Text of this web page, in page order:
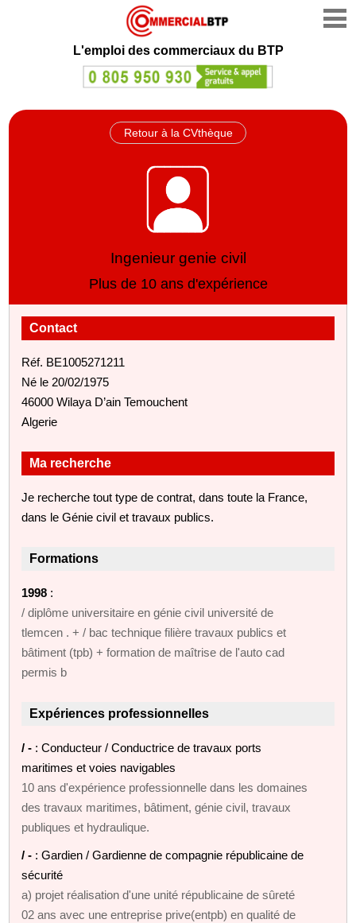
L'emploi des commerciaux du BTP
Retour à la CVthèque
Ingenieur genie civil
Plus de 10 ans d'expérience
Contact
Réf. BE1005271211
Né le 20/02/1975
46000 Wilaya D’ain Temouchent
Algerie
Ma recherche
Je recherche tout type de contrat, dans toute la France,
dans le Génie civil et travaux publics.
Formations
1998 :
/ diplôme universitaire en génie civil université de
tlemcen . + / bac technique filière travaux publics et
bâtiment (tpb) + formation de maîtrise de l'auto cad
permis b
Expériences professionnelles
/ - : Conducteur / Conductrice de travaux ports
maritimes et voies navigables
10 ans d'expérience professionnelle dans les domaines
des travaux maritimes, bâtiment, génie civil, travaux
publiques et hydraulique.
/ - : Gardien / Gardienne de compagnie républicaine de
sécurité
a) projet réalisation d'une unité républicaine de sûreté
02 ans avec une entreprise prive(entpb) en qualité de